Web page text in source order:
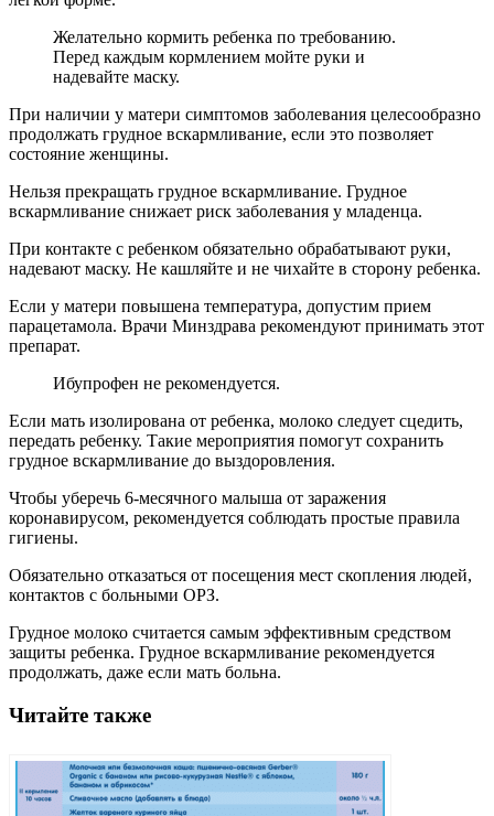
Желательно кормить ребенка по требованию.
Перед каждым кормлением мойте руки и
надевайте маску.
При наличии у матери симптомов заболевания целесообразно
продолжать грудное вскармливание, если это позволяет
состояние женщины.
Нельзя прекращать грудное вскармливание. Грудное
вскармливание снижает риск заболевания у младенца.
При контакте с ребенком обязательно обрабатывают руки,
надевают маску. Не кашляйте и не чихайте в сторону ребенка.
Если у матери повышена температура, допустим прием
парацетамола. Врачи Минздрава рекомендуют принимать этот
препарат.
Ибупрофен не рекомендуется.
Если мать изолирована от ребенка, молоко следует сцедить,
передать ребенку. Такие мероприятия помогут сохранить
грудное вскармливание до выздоровления.
Чтобы уберечь 6-месячного малыша от заражения
коронавирусом, рекомендуется соблюдать простые правила
гигиены.
Обязательно отказаться от посещения мест скопления людей,
контактов с больными ОРЗ.
Грудное молоко считается самым эффективным средством
защиты ребенка. Грудное вскармливание рекомендуется
продолжать, даже если мать больна.
Читайте также